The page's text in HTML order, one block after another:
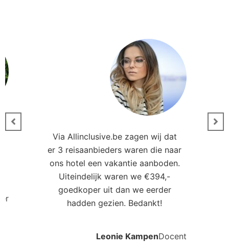
Via Allinclusive.be zagen wij dat
er 3 reisaanbieders waren die naar
ons hotel een vakantie aanboden.
Uiteindelijk waren we €394,-
goedkoper uit dan we eerder
hadden gezien. Bedankt!
Leonie KampenDocent